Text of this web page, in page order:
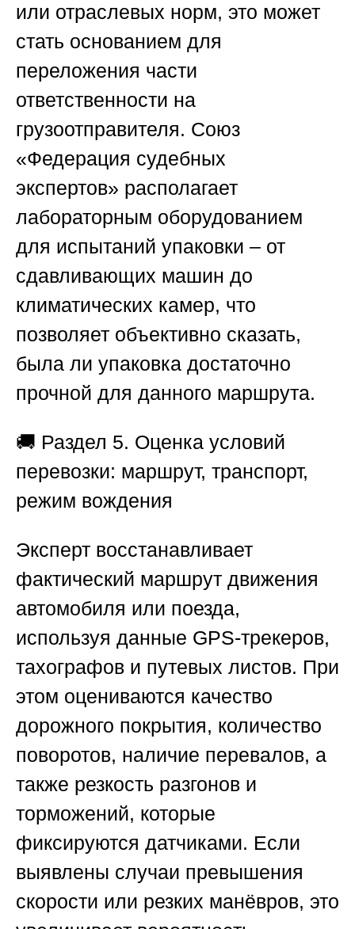
или отраслевых норм, это может
стать основанием для
переложения части
ответственности на
грузоотправителя. Союз
«Федерация судебных
экспертов» располагает
лабораторным оборудованием
для испытаний упаковки – от
сдавливающих машин до
климатических камер, что
позволяет объективно сказать,
была ли упаковка достаточно
прочной для данного маршрута.
🚚 Раздел 5. Оценка условий
перевозки: маршрут, транспорт,
режим вождения
Эксперт восстанавливает
фактический маршрут движения
автомобиля или поезда,
используя данные GPS-трекеров,
тахографов и путевых листов. При
этом оцениваются качество
дорожного покрытия, количество
поворотов, наличие перевалов, а
также резкость разгонов и
торможений, которые
фиксируются датчиками. Если
выявлены случаи превышения
скорости или резких манёвров, это